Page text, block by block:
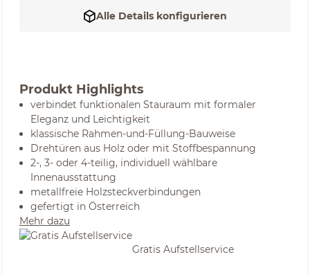
Alle Details konfigurieren
Produkt Highlights
verbindet funktionalen Stauraum mit formaler
Eleganz und Leichtigkeit
klassische Rahmen-und-Füllung-Bauweise
Drehtüren aus Holz oder mit Stoffbespannung
2-, 3- oder 4-teilig, individuell wählbare
Innenausstattung
metallfreie Holzsteckverbindungen
gefertigt in Österreich
Mehr dazu
Gratis Aufstellservice